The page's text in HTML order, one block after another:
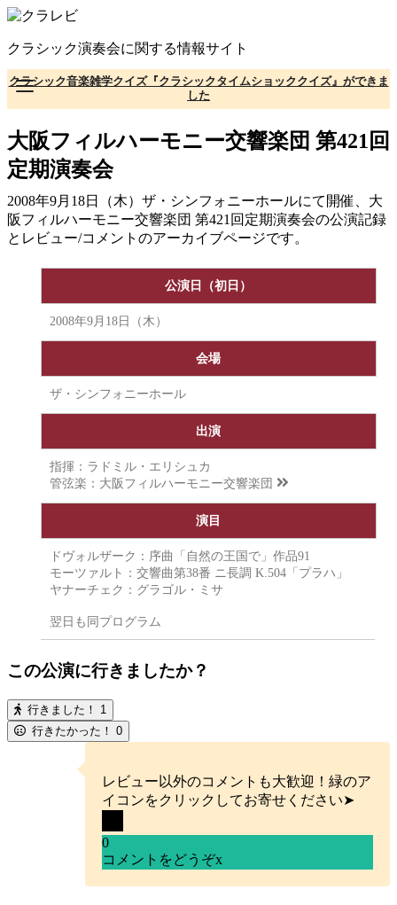
コ
テ
ン
ツ
へ
移
動
クラシック演奏会に関する情報サイト
クラシック音楽雑学クイズ『クラシックタイムショッククイズ』ができま
した
大阪フィルハーモニー交響楽団 第421回
定期演奏会
2008年9月18日（木）ザ・シンフォニーホールにて開催、大
阪フィルハーモニー交響楽団 第421回定期演奏会の公演記録
とレビュー/コメントのアーカイブページです。
公演日（初日）
2008年9月18日（木）
会場
ザ・シンフォニーホール
出演
指揮：ラドミル・エリシュカ
管弦楽： 大阪フィルハーモニー交響楽団
演目
ドヴォルザーク：序曲「自然の王国で」作品91
モーツァルト：交響曲第38番 ニ長調 K.504「プラハ」
ヤナーチェク：グラゴル・ミサ
翌日も同プログラム
この公演に行きましたか？
行きました！ 1
行きたかった！ 0
レビュー以外のコメントも大歓迎！緑のア
イコンをクリックしてお寄せください➤
0
コメントをどうぞx